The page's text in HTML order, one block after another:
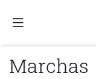
Marchas